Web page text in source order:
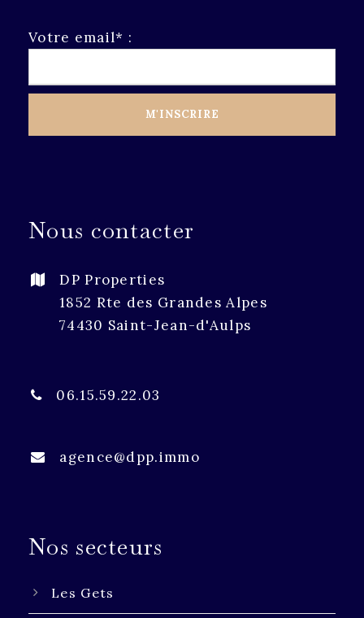
Votre email* :
Nous contacter
DP Properties
1852 Rte des Grandes Alpes
74430 Saint-Jean-d'Aulps
06.15.59.22.03
agence@dpp.immo
Nos secteurs
Les Gets